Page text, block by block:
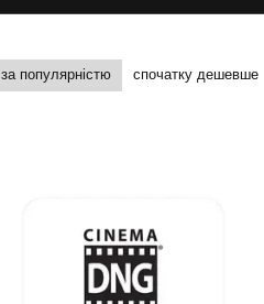
за популярністю спочатку дешевше